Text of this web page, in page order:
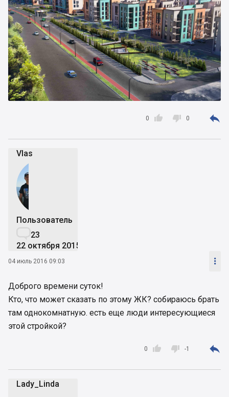

0  0 
Vlas
Пользователь
23
22 октября 2015
04 июль 2016 09:03 
Доброго времени суток!
Кто, что может сказать по этому ЖК? собираюсь брать
там однокомнатную. есть еще люди интересующиеся
этой стройкой?

0  -1 
Lady_Linda